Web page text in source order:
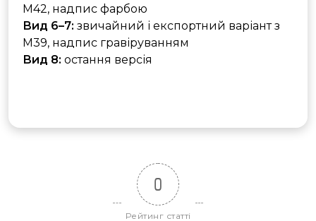
M42, надпис фарбою
Вид 6–7: звичайний і експортний варіант з
M39, надпис гравіруванням
Вид 8: остання версія
0
Рейтинг статті